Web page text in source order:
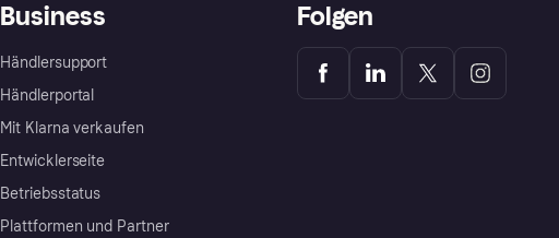
Business
Händlersupport
Händlerportal
Mit Klarna verkaufen
Entwicklerseite
Betriebsstatus
Plattformen und Partner
Folgen